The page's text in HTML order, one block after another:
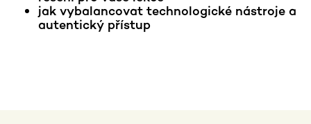
jak vybalancovat technologické nástroje a
autentický přístup